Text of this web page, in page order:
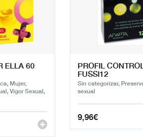
ELLA 60
Mujer,
Vigor Sexual,
PROFIL
FUSSI12
Sin categorizar,
sexual
9,96€